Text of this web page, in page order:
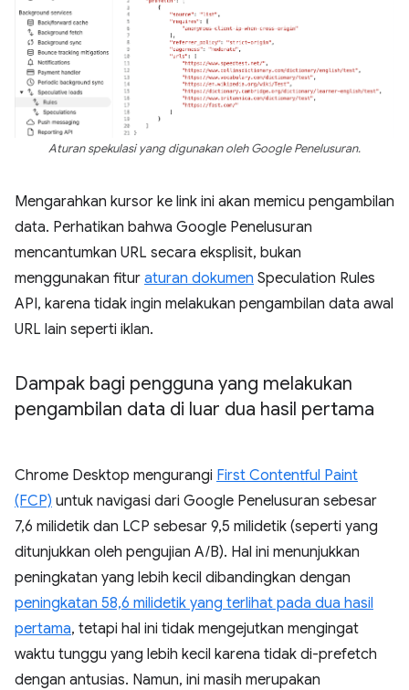
Aturan spekulasi yang digunakan oleh Google Penelusuran.
Mengarahkan kursor ke link ini akan memicu pengambilan
data. Perhatikan bahwa Google Penelusuran
mencantumkan URL secara eksplisit, bukan
menggunakan fitur aturan dokumen Speculation Rules
API, karena tidak ingin melakukan pengambilan data awal
URL lain seperti iklan.
Dampak bagi pengguna yang melakukan
pengambilan data di luar dua hasil pertama
Chrome Desktop mengurangi First Contentful Paint
(FCP) untuk navigasi dari Google Penelusuran sebesar
7,6 milidetik dan LCP sebesar 9,5 milidetik (seperti yang
ditunjukkan oleh pengujian A/B). Hal ini menunjukkan
peningkatan yang lebih kecil dibandingkan dengan
peningkatan 58,6 milidetik yang terlihat pada dua hasil
pertama, tetapi hal ini tidak mengejutkan mengingat
waktu tunggu yang lebih kecil karena tidak di-prefetch
dengan antusias. Namun, ini masih merupakan